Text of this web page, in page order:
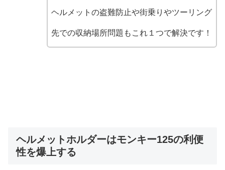
ヘルメットの盗難防止や街乗りやツーリング
先での収納場所問題もこれ１つで解決です！
ヘルメットホルダーはモンキー125の利便
性を爆上する